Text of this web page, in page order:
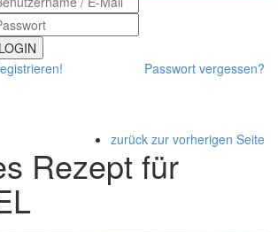
LOGIN
Passwort vergessen?
zurück zur vorherigen Seite
Rezept für